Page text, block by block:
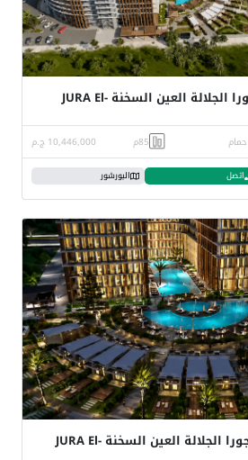
شالية 85م للبيع في جورا الجلالة العين السخنة JURA El-
85م 10,446,000 ج.م
اتصل البورشور
شالية 115م للبيع في جورا الجلالة العين السخنة JURA El-